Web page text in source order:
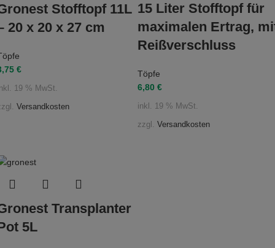
Stofftopf 11L
20 x 20 x 27 cm
€
19 % MwSt.
Versandkosten
15 Liter Stofftopf für
maximalen Ertrag,
Reißverschluss
Töpfe
6,80 €
inkl. 19 % MwSt.
zzgl. Versandkosten
Transplanter
5L